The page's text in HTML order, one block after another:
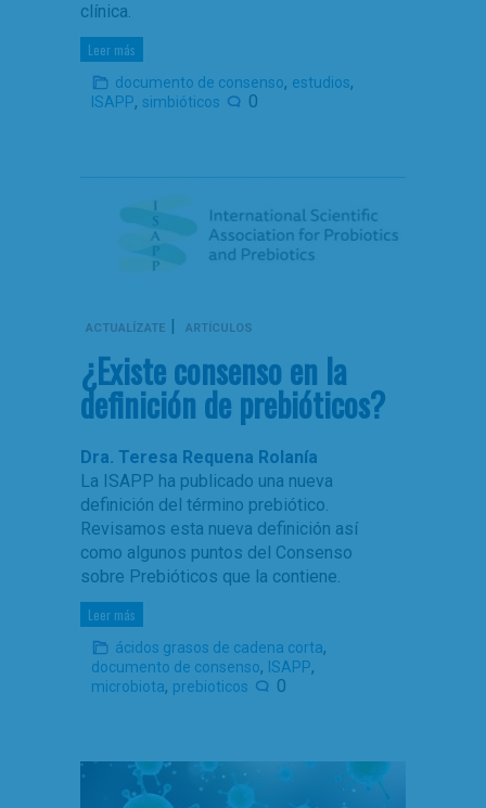
clínica.
Leer más
documento de consenso, estudios,
ISAPP, simbióticos 0
ACTUALÍZATE | ARTÍCULOS
¿Existe consenso en la
definición de prebióticos?
Dra. Teresa Requena Rolanía
La ISAPP ha publicado una nueva
definición del término prebiótico.
Revisamos esta nueva definición así
como algunos puntos del Consenso
sobre Prebióticos que la contiene.
Leer más
ácidos grasos de cadena corta,
documento de consenso, ISAPP,
microbiota, prebioticos 0